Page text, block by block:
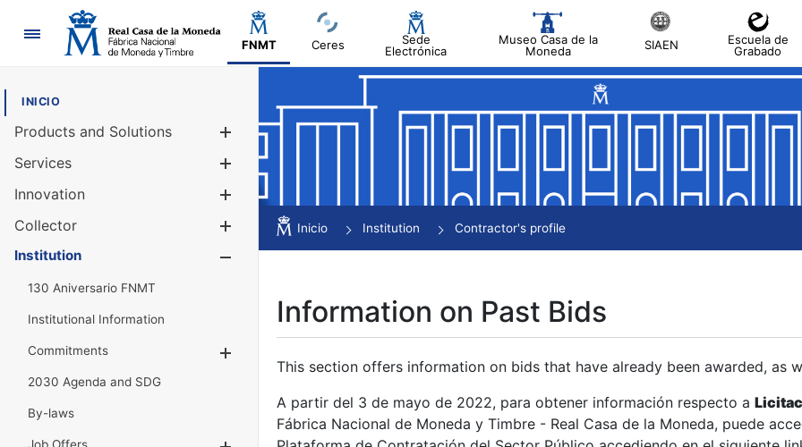
Navigation
FNMT Ceres
Sede
Electrónica
Museo Casa de la
Moneda
SIAEN
Escuela de
Grabado
INICIO
Products and Solutions
Services
Innovation
Collector
Show/Hide
Institution
130 Aniversario FNMT
Institutional Information
Commitments
2030 Agenda and SDG
By-laws
Inicio Institution Contractor's profile
Information on Past Bids
This section offers information on bids that have already been awarded, as
A partir del 3 de mayo de 2022, para obtener información respecto a
Fábrica Nacional de Moneda y Timbre - Real Casa de la Moneda, puede